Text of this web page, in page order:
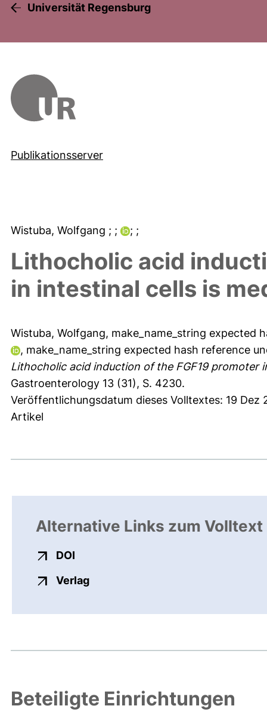
Universität Regensburg
Publikationsserver
Wistuba, Wolfgang ; ; ; ;
Lithocholic acid
in intestinal cells is
Wistuba, Wolfgang, make_name_string expected
, make_name_string expected hash reference
Lithocholic acid induction of the FGF19 promoter
Gastroenterology 13 (31), S. 4230.
Veröffentlichungsdatum dieses Volltextes: 19 Dez
Artikel
Alternative Links zum Volltext
DOI
Verlagexterner Link, öffnet neues
Beteiligte Einrichtungen